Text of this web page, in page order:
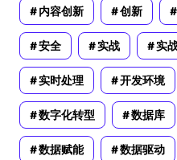
内容创新 创新
安全 实战 实
实时处理 开发环境
数字化转型 数据库
数据赋能 数据驱动